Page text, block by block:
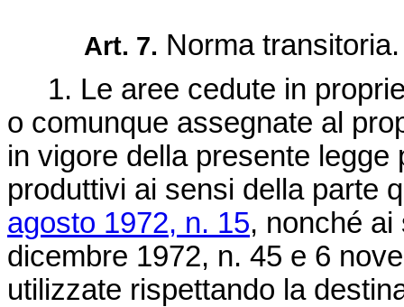
Art. 7. Norma transitoria.
1. Le aree cedute in
o comunque assegnate al
in vigore della presente
produttivi ai sensi della parte
agosto 1972, n. 15, nonché
dicembre 1972, n. 45 e 6
utilizzate rispettando la